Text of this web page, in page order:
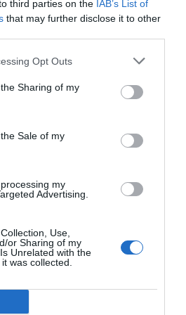
third parties on the IAB’s List of
that may further disclose it to other
Opt Outs
Sharing of my
Sale of my
my
Advertising.
Use,
or Sharing of my
Unrelated with the
was collected.
del
Amico
con
il
Stati